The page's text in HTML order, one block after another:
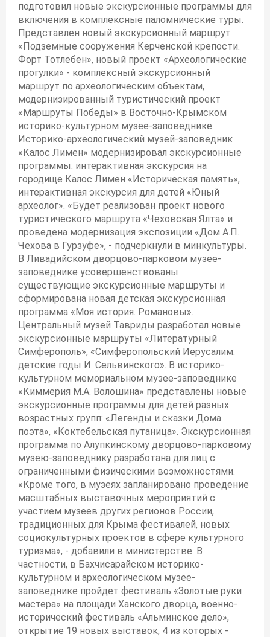
подготовил новые экскурсионные программы для
включения в комплексные паломнические туры.
Представлен новый экскурсионный маршрут
«Подземные сооружения Керченской крепости.
Форт Тотлебен», новый проект «Археологические
прогулки» - комплексный экскурсионный
маршрут по археологическим объектам,
модернизированный туристический проект
«Маршруты Победы» в Восточно-Крымском
историко-культурном музее-заповеднике.
Историко-археологический музей-заповедник
«Калос Лимен» модернизировал экскурсионные
программы: интерактивная экскурсия на
городище Калос Лимен «Историческая память»,
интерактивная экскурсия для детей «Юный
археолог». «Будет реализован проект нового
туристического маршрута «Чеховская Ялта» и
проведена модернизация экспозиции «Дом А.П.
Чехова в Гурзуфе», - подчеркнули в минкультуры.
В Ливадийском дворцово-парковом музее-
заповеднике усовершенствованы
существующие экскурсионные маршруты и
сформирована новая детская экскурсионная
программа «Моя история. Романовы».
Центральный музей Тавриды разработал новые
экскурсионные маршруты «Литературный
Симферополь», «Симферопольский Иерусалим:
детские годы И. Сельвинского». В историко-
культурном мемориальном музее-заповеднике
«Киммерия М.А. Волошина» представлены новые
экскурсионные программы для детей разных
возрастных групп: «Легенды и сказки Дома
поэта», «Коктебельская путаница». Экскурсионная
программа по Алупкинскому дворцово-парковому
музею-заповеднику разработана для лиц с
ограниченными физическими возможностями.
«Кроме того, в музеях запланировано проведение
масштабных выставочных мероприятий с
участием музеев других регионов России,
традиционных для Крыма фестивалей, новых
социокультурных проектов в сфере культурного
туризма», - добавили в министерстве. В
частности, в Бахчисарайском историко-
культурном и археологическом музее-
заповеднике пройдет фестиваль «Золотые руки
мастера» на площади Ханского дворца, военно-
исторический фестиваль «Альминское дело»,
открытие 19 новых выставок, 4 из которых -